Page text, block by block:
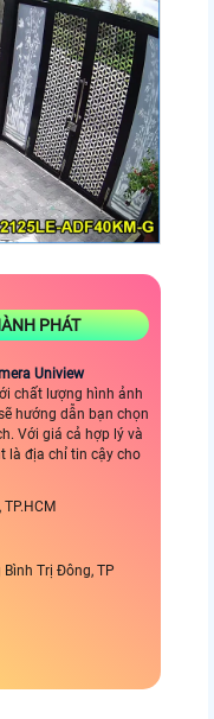
PHÁT
Uniview
chất lượng hình ảnh
hướng dẫn bạn chọn
Với giá cả hợp lý và
là địa chỉ tin cậy cho
Trị Đông, TP